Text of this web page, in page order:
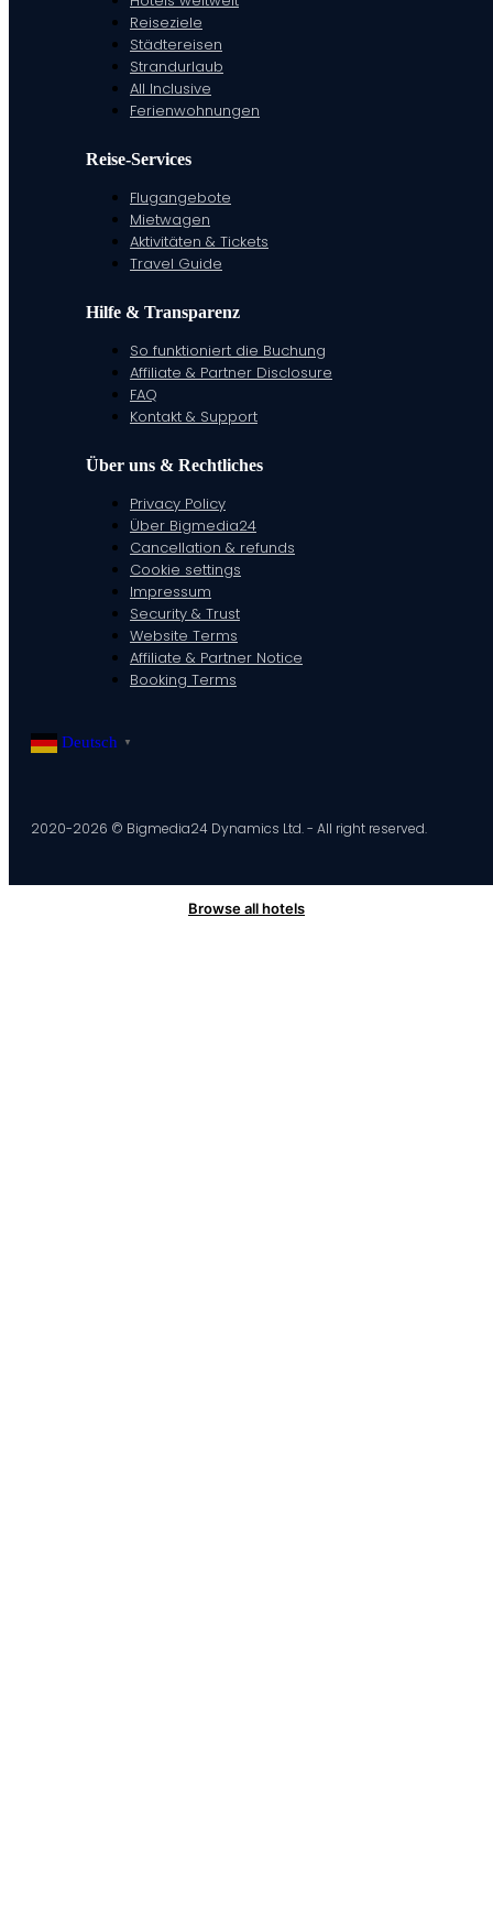
Reiseziele
Städtereisen
Strandurlaub
All Inclusive
Ferienwohnungen
Reise-Services
Flugangebote
Mietwagen
Aktivitäten & Tickets
Travel Guide
Hilfe & Transparenz
So funktioniert die Buchung
Affiliate & Partner Disclosure
FAQ
Kontakt & Support
Über uns & Rechtliches
Privacy Policy
Über Bigmedia24
Cancellation & refunds
Cookie settings
Impressum
Security & Trust
Website Terms
Affiliate & Partner Notice
Booking Terms
Deutsch ▼
2020-2026 © Bigmedia24 Dynamics Ltd. - All right reserved.
Browse all hotels